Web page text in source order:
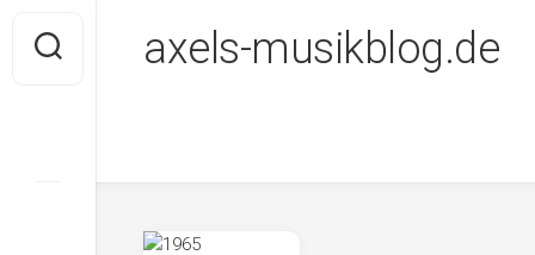
content
axels-musikblog.de